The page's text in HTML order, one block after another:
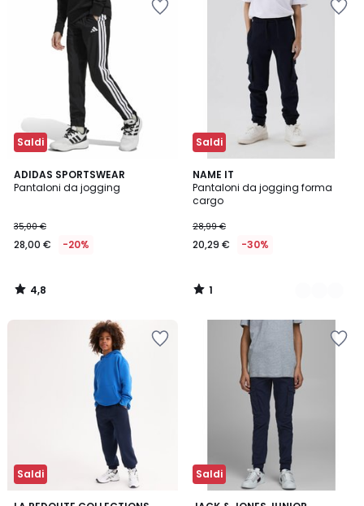
Saldi
ADIDAS SPORTSWEAR
Pantaloni da jogging
35,00 €
28,00 € -20%
4,8
/ 5
4,8
/
Saldi
NAME IT
Pantaloni da jogging forma
cargo
28,99 €
20,29 € -30%
1
/
5
3
Colori
1
/
Saldi Saldi